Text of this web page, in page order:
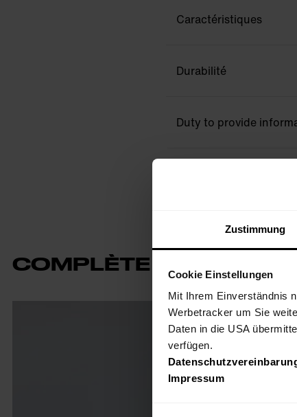
Zustimmung
Cookie Einstellungen
Mit Ihrem Einverständnis
Werbetracker um Sie
Daten in die USA
verfügen.
Impressum
Caractéristiques
Durabilité
Duty to provide
COMPLÈTE TA TENUE